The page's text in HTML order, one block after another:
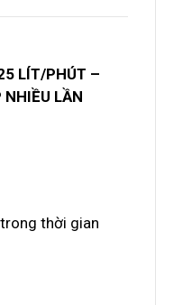
LÍT/PHÚT –
LẦN
thời gian